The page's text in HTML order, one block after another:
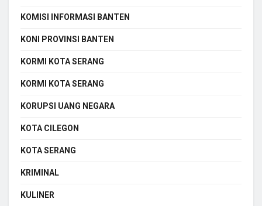
KOMISI INFORMASI BANTEN
KONI PROVINSI BANTEN
KORMI KOTA SERANG
KORMI KOTA SERANG
KORUPSI UANG NEGARA
KOTA CILEGON
KOTA SERANG
KRIMINAL
KULINER